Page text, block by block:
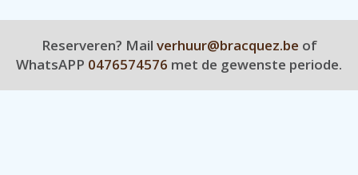
Reserveren? Mail verhuur@bracquez.be of
WhatsAPP 0476574576 met de gewenste periode.